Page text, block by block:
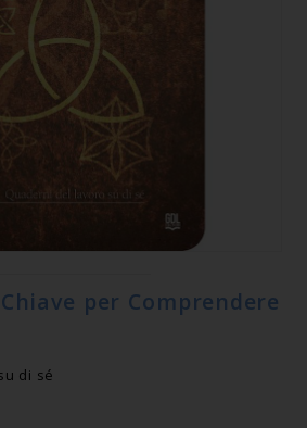
per Comprendere
di sé